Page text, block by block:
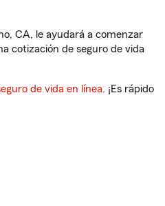
CA, le ayudará a comenzar
cotización de seguro de vida
de vida en línea. ¡Es rápido